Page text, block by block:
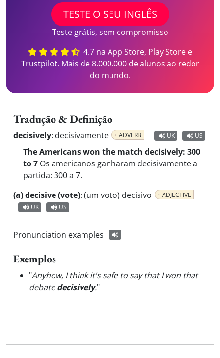
TESTE O SEU INGLÊS
Teste grátis, sem compromisso
4.7 na App Store, Play Store e
Trustpilot. Mais de 8.000.000 de alunos ao redor
do mundo.
Tradução & Definição
decisively: decisivamente ADVERB UK US
The Americans won the match decisively: 300
to 7 Os americanos ganharam decisivamente a
partida: 300 a 7.
(a) decisive (vote): (um voto) decisivo
ADJECTIVE
UK
US
Pronunciation examples
Exemplos
"Anyhow, I think it's safe to say that I won that
debatedecisively."